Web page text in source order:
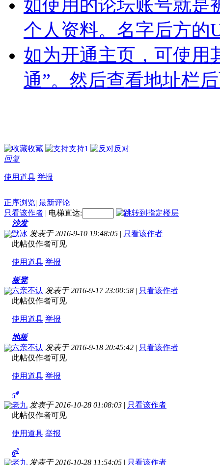
如使用的论坛账号就是
个人资料。名字后方的
如为开通主页，可使用
通”。然后查看地址栏
收藏 支持1
反对
回复
使用道具 举报
正序浏览| 最新评论
只看该作者 | 电梯直达:
沙发
默冰 发表于 2016-9-10 19:48:05 | 只看该作者
此帖仅作者可见
使用道具 举报
板凳
六亲不认 发表于 2016-9-17 23:00:58 | 只看该作者
此帖仅作者可见
使用道具 举报
地板
六亲不认 发表于 2016-9-18 20:45:42 | 只看该作者
此帖仅作者可见
使用道具 举报
5#
老九 发表于 2016-10-28 01:08:03 | 只看该作者
此帖仅作者可见
使用道具 举报
6#
老九 发表于 2016-10-28 11:54:05 | 只看该作者